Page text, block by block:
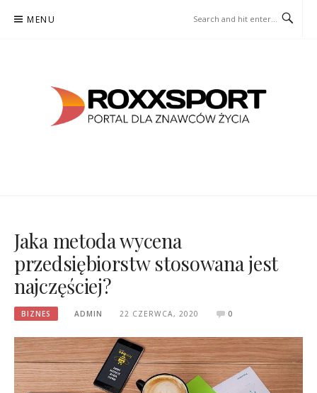
MENU
Jaka metoda wycena
przedsiębiorstw stosowana jest
najczęściej?
BIZNES ADMIN 22 CZERWCA, 2020 0